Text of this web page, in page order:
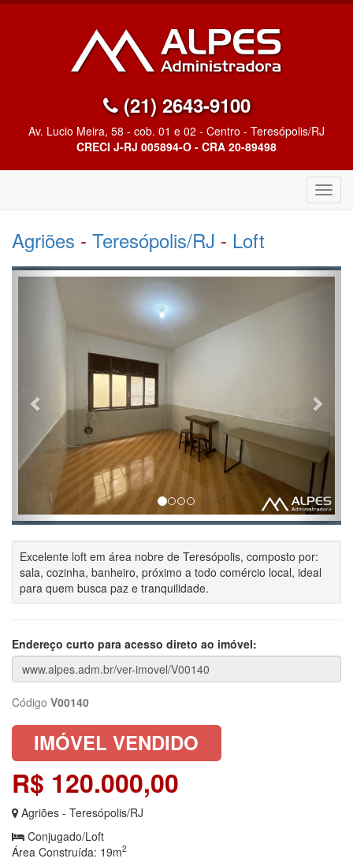
(21) 2643-9100
Av. Lucio Meira, 58 - cob. 01 e 02 - Centro - Teresópolis/RJ
CRECI J-RJ 005894-O - CRA 20-89498
Agriões - Teresópolis/RJ - Loft
Anterior
Excelente loft em área nobre de Teresópolis, composto por:
sala, cozinha, banheiro, próximo a todo comércio local, ideal
para quem busca paz e tranquilidade.
Endereço curto para acesso direto ao imóvel:
Código V00140
IMÓVEL VENDIDO
R$ 120.000,00
Agriões - Teresópolis/RJ
Conjugado/Loft
Área Construída: 19m2